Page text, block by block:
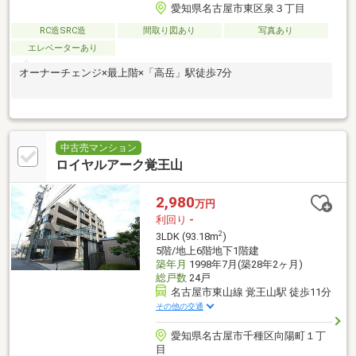
愛知県名古屋市東区泉３丁目
RC造SRC造 間取り図あり
写真あり
エレベーターあり
オーナーチェンジ×最上階×「高岳」駅徒歩7分
中古売マンション
ロイヤルアーク覚王山
2,980万円
利回り -
3LDK (93.18m2)
5階/地上6階地下1階建
築年月 1998年7月(築28年2ヶ月)
総戸数24戸
名古屋市東山線 覚王山駅 徒歩11分
その他の交通
愛知県名古屋市千種区向陽町１丁
目